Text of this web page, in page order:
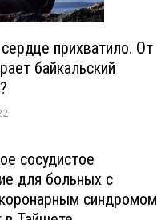
прихватило. От
байкальский
сосудистое
для больных с
синдромом